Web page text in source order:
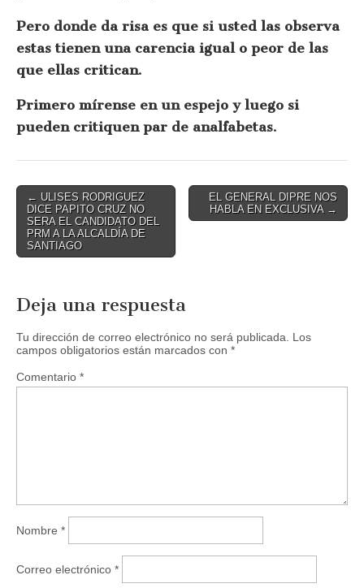
Pero donde da risa es que si usted las observa
estas tienen una carencia igual o peor de las
que ellas critican.
Primero mírense en un espejo y luego si
pueden critiquen par de analfabetas.
Post
navigation
← ULISES RODRIGUEZ
DICE PAPITO CRUZ NO
SERA EL CANDIDATO DEL
PRM A LA ALCALDÍA DE
SANTIAGO
EL GENERAL DIPRE NOS
HABLA EN EXCLUSIVA →
Deja una respuesta
Tu dirección de correo electrónico no será publicada.
Los
campos obligatorios están marcados con *
Comentario *
Nombre *
Correo electrónico *